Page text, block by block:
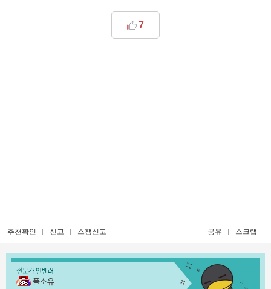
7
추천확인 신고 스팸신고 공유 스크랩
전문가 인벤러
풀소유